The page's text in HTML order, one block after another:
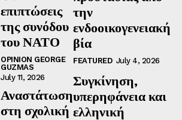
επιπτώσεις
της συνόδου
του ΝΑΤΟ
OPINION GEORGE
GUZMAS
July 11, 2026
Αναστάτωση
στη σχολική
την
ενδοοικογενειακή
βία
FEATURED July 4, 2026
Συγκίνηση,
υπερηφάνεια και
ελληνική